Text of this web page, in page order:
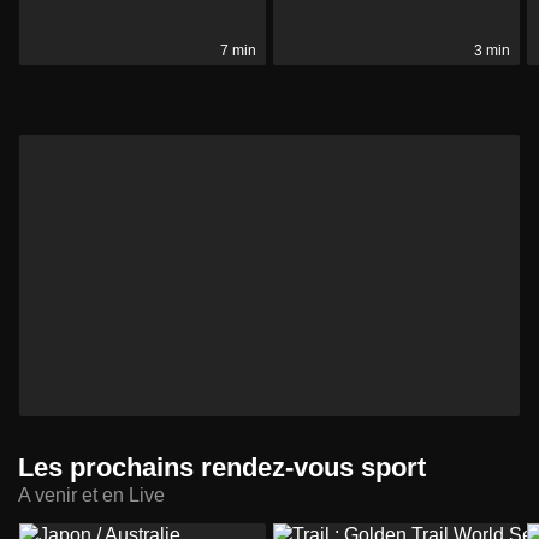
7 min 3 min
Les prochains rendez-vous sport
A venir et en Live